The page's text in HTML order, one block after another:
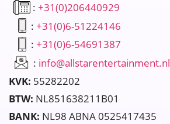
: +31(0)206440929
: +31(0)6-51224146
: +31(0)6-54691387
: info@allstarentertainment.nl
KVK: 55282202
BTW: NL851638211B01
BANK: NL98 ABNA 0525417435